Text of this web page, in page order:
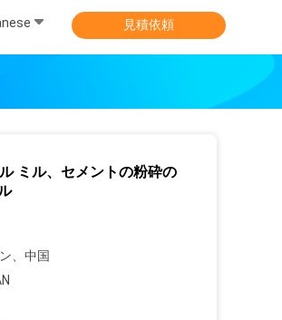
見積依頼
ミル、セメントの粉砕の
、中国